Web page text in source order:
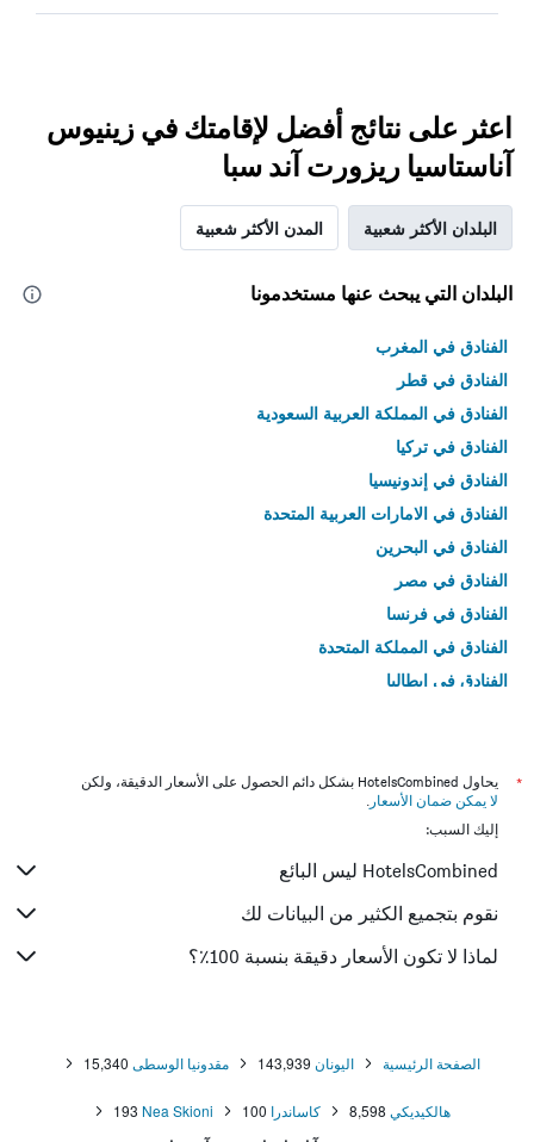
اعثر على نتائج أفضل لإقامتك في زينيوس
آناستاسيا ريزورت آند سبا
البلدان الأكثر شعبية المدن الأكثر شعبية
البلدان التي يبحث عنها مستخدمونا
الفنادق في المغرب
الفنادق في قطر
الفنادق في المملكة العربية السعودية
الفنادق في تركيا
الفنادق في إندونيسيا
الفنادق في الامارات العربية المتحدة
الفنادق في البحرين
الفنادق في مصر
الفنادق في فرنسا
الفنادق في المملكة المتحدة
الفنادق في إيطاليا
*
يحاول HotelsCombined بشكل دائم الحصول على الأسعار الدقيقة، ولكن
لا يمكن ضمان الأسعار .
إليك السبب:
HotelsCombined ليس البائع
نقوم بتجميع الكثير من البيانات لك
لماذا لا تكون الأسعار دقيقة بنسبة 100٪؟
الصفحة الرئيسية اليونان 143,939 مقدونيا الوسطى 15,340
هالكيديكي 8,598 كاساندرا 100
Nea Skioni
193